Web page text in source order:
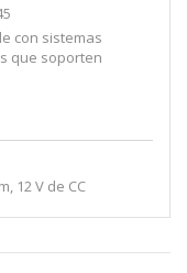
con sistemas
que soporten
12 V de CC